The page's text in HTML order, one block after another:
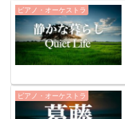
ピアノ・オーケストラ
ピアノ・オーケストラ